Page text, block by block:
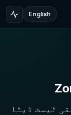
English
ٹیسٹ ڈیٹا